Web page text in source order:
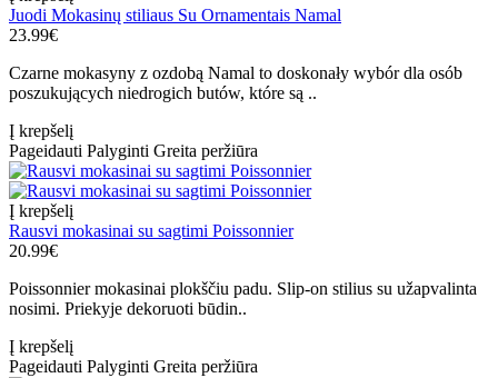
Juodi Mokasinų stiliaus Su Ornamentais Namal
23.99€
Czarne mokasyny z ozdobą Namal to doskonały wybór dla osób
poszukujących niedrogich butów, które są ..
Į krepšelį
Pageidauti Palyginti Greita peržiūra
Į krepšelį
Rausvi mokasinai su sagtimi Poissonnier
20.99€
Poissonnier mokasinai plokščiu padu. Slip-on stilius su užapvalinta
nosimi. Priekyje dekoruoti būdin..
Į krepšelį
Pageidauti Palyginti Greita peržiūra